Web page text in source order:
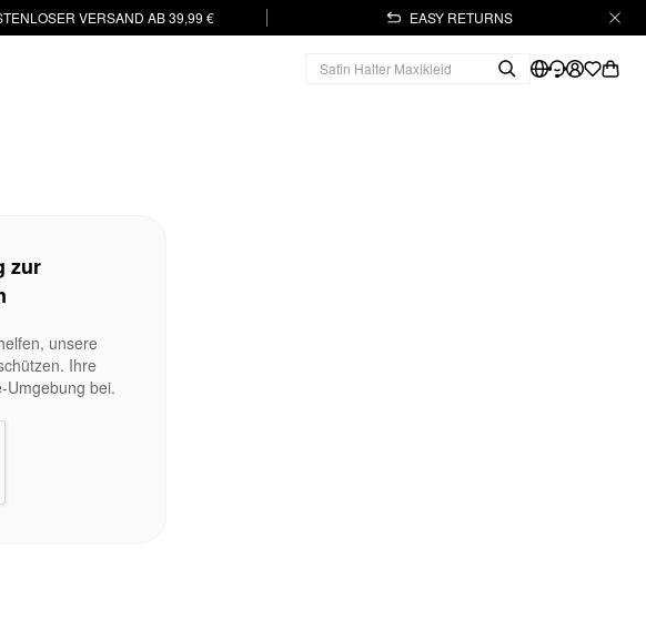
VERSAND AB 39,99 € EASY RETURNS
zur
unsere
Ihre
Umgebung bei.